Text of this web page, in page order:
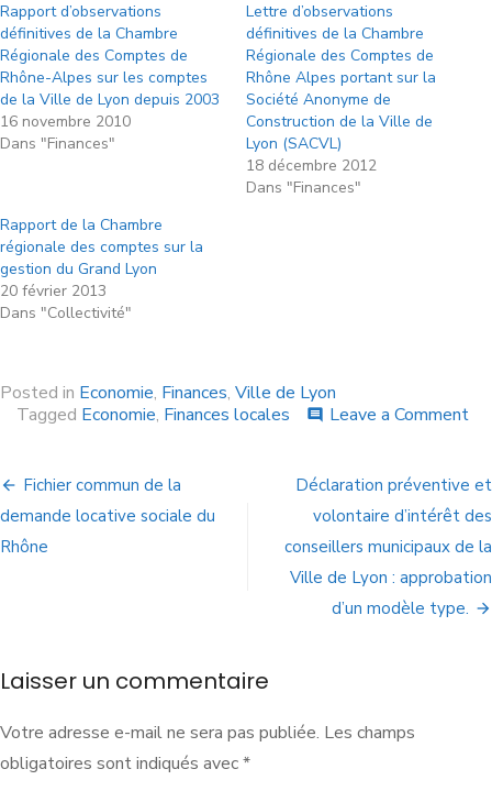
Rapport d’observations
définitives de la Chambre
Régionale des Comptes de
Rhône-Alpes sur les comptes
de la Ville de Lyon depuis 2003
16 novembre 2010
Dans "Finances"
Lettre d’observations
définitives de la Chambre
Régionale des Comptes de
Rhône Alpes portant sur la
Société Anonyme de
Construction de la Ville de
Lyon (SACVL)
18 décembre 2012
Dans "Finances"
Rapport de la Chambre
régionale des comptes sur la
gestion du Grand Lyon
20 février 2013
Dans "Collectivité"
Posted in Economie, Finances, Ville de Lyon
Tagged Economie, Finances locales comment Leave a Comment
Fichier commun de la
demande locative sociale du
Rhône
Déclaration préventive et
volontaire d’intérêt des
conseillers municipaux de la
Ville de Lyon : approbation
d’un modèle type.
Laisser un commentaire
Votre adresse e-mail ne sera pas publiée. Les champs
obligatoires sont indiqués avec*